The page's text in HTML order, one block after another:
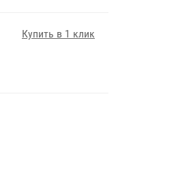
Купить в 1 клик